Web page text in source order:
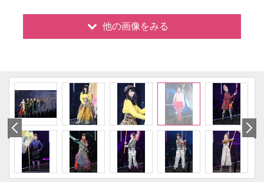
他の画像をみる